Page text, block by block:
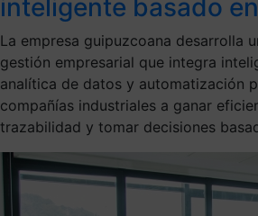
inteligente basado
La empresa guipuzcoana desarrolla
gestión empresarial que integra
analítica de datos y automatización
compañías industriales a ganar
trazabilidad y tomar decisiones